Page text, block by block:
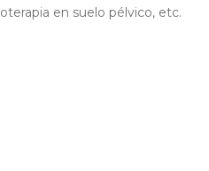
en suelo pélvico, etc.